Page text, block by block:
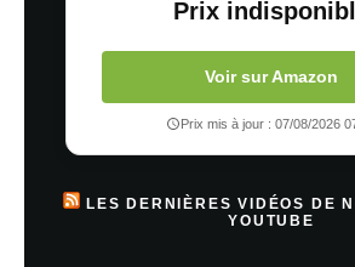
Prix
Voir sur Amazon
Prix mis à jour : 07/08/2026
LES DERNIÈRES VIDÉOS DE
YOUTUBE